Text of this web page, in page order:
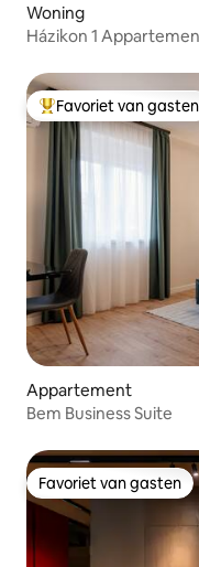
Woning
Házikon 1
Topfavoriet van
Favoriet van gasten
Appartement
Bem Business Suite
Favoriet van gasten
Favoriet van gasten